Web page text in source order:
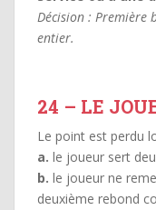
Décision :
entier.
24 – LE
Le point est perdu
a. le joueur sert
b. le joueur ne
deuxième rebond